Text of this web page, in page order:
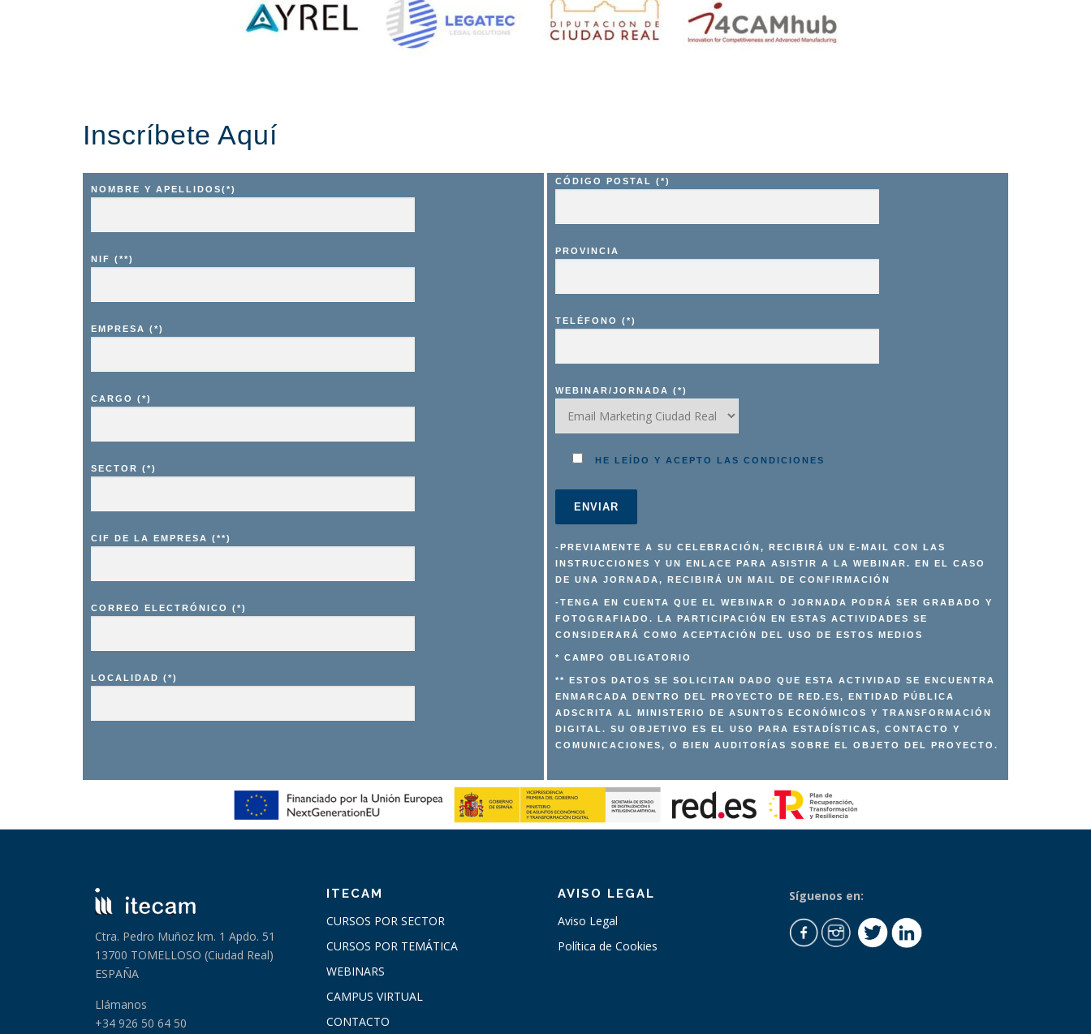
Inscríbete Aquí
NOMBRE Y APELLIDOS(*)
NIF (**)
EMPRESA (*)
CARGO (*)
SECTOR (*)
CIF DE LA EMPRESA (**)
CORREO ELECTRÓNICO (*)
LOCALIDAD (*)
CÓDIGO POSTAL (*)
PROVINCIA
TELÉFONO (*)
WEBINAR/JORNADA (*)
HE LEÍDO Y ACEPTO LAS CONDICIONES
-PREVIAMENTE A SU CELEBRACIÓN, RECIBIRÁ UN E-MAIL CON LAS
INSTRUCCIONES Y UN ENLACE PARA ASISTIR A LA WEBINAR. EN EL CASO
DE UNA JORNADA, RECIBIRÁ UN MAIL DE CONFIRMACIÓN
-TENGA EN CUENTA QUE EL WEBINAR O JORNADA PODRÁ SER GRABADO Y
FOTOGRAFIADO. LA PARTICIPACIÓN EN ESTAS ACTIVIDADES SE
CONSIDERARÁ COMO ACEPTACIÓN DEL USO DE ESTOS MEDIOS
* CAMPO OBLIGATORIO
** ESTOS DATOS SE SOLICITAN DADO QUE ESTA ACTIVIDAD SE ENCUENTRA
ENMARCADA DENTRO DEL PROYECTO DE RED.ES, ENTIDAD PÚBLICA
ADSCRITA AL MINISTERIO DE ASUNTOS ECONÓMICOS Y TRANSFORMACIÓN
DIGITAL. SU OBJETIVO ES EL USO PARA ESTADÍSTICAS, CONTACTO Y
COMUNICACIONES, O BIEN AUDITORÍAS SOBRE EL OBJETO DEL PROYECTO.
Ctra. Pedro Muñoz km. 1 Apdo. 51
13700 TOMELLOSO (Ciudad Real)
ESPAÑA
Llámanos
+34 926 50 64 50
ITECAM
CURSOS POR SECTOR
CURSOS POR TEMÁTICA
WEBINARS
CAMPUS VIRTUAL
CONTACTO
AVISO LEGAL
Aviso Legal
Política de Cookies
Síguenos en: